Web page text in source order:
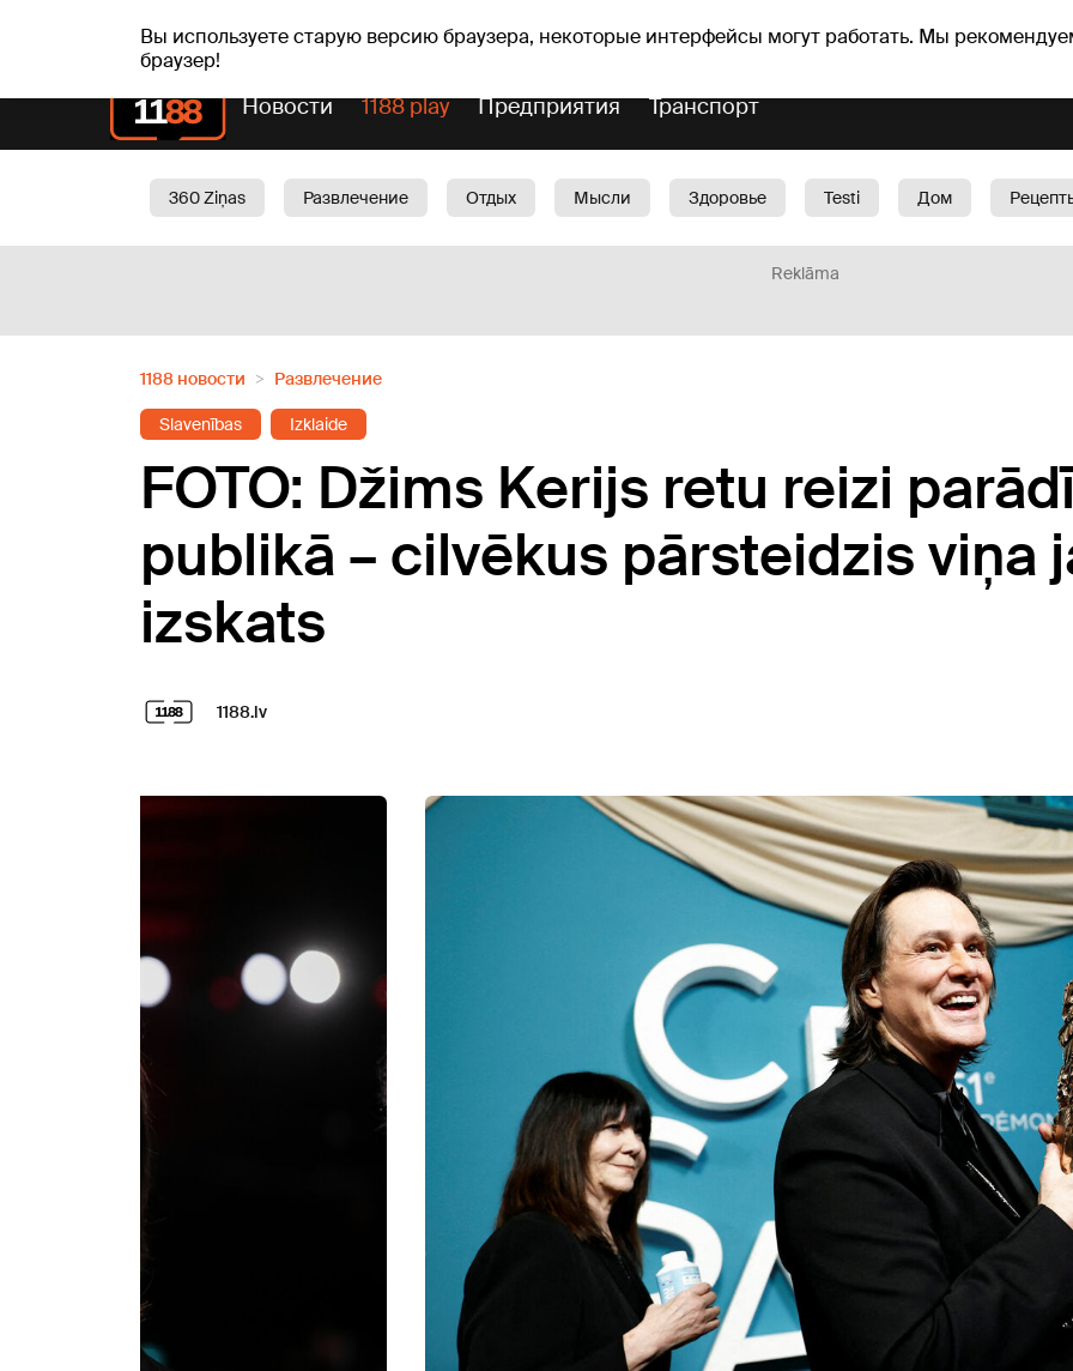
Вы используете старую версию браузера, некоторые интерфейсы могут работать. Мы
браузер!
чт, 06.08.2026. +24°C Aisma, Askolds Прогноз погоды Гороскопы
Новости 1188 play Предприятия Транспорт
360 Ziņas Развлечение Отдых Мысли Здоровье Testi Дом
Reklāma
1188 новости Развлечение
Slavenības Izklaide
FOTO: Džims Kerijs retu reizi
publikā – cilvēkus pārsteidzis viņa
izskats
1188.lv